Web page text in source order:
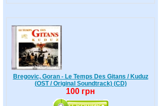
Bregovic, Goran - Le Temps Des Gitans / Kuduz
(OST / Original Soundtrack) (CD)
100 грн